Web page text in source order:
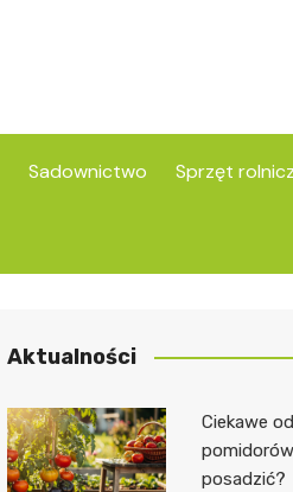
Sadownictwo Sprzęt
Aktualności
Ciekawe
posadzić?